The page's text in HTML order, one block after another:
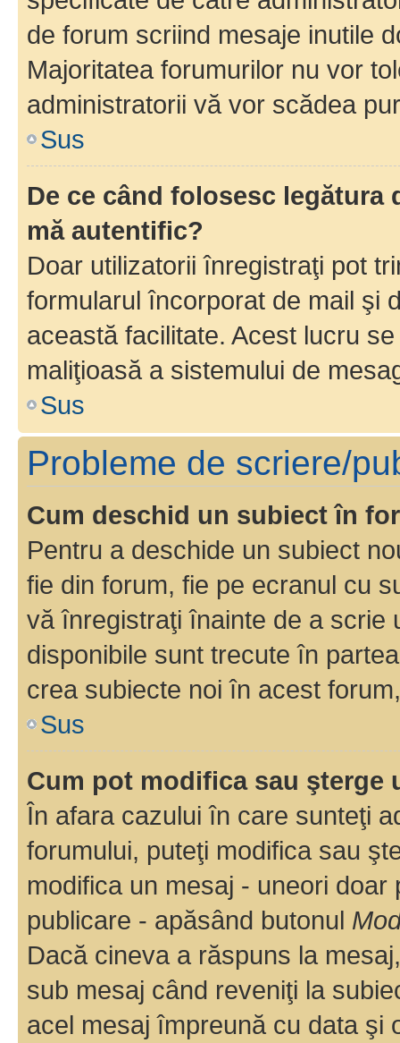
de forum scriind mesaje inutile
Majoritatea forumurilor nu vor
administratorii vă vor scădea
Sus
De ce când folosesc
mă autentific?
Doar utilizatorii înregistraţi pot
formularul încorporat de mail şi
această facilitate. Acest lucru
maliţioasă a sistemului de
Sus
Probleme de scriere/
Cum deschid un subiect în
Pentru a deschide un subiect
fie din forum, fie pe ecranul cu
vă înregistraţi înainte de a scrie
disponibile sunt trecute în
crea subiecte noi în acest
Sus
Cum pot modifica sau şterge
În afara cazului în care sunteţi
forumului, puteţi modifica sau
modifica un mesaj - uneori
publicare - apăsând butonul
Dacă cineva a răspuns la
sub mesaj când reveniţi la
acel mesaj împreună cu data şi